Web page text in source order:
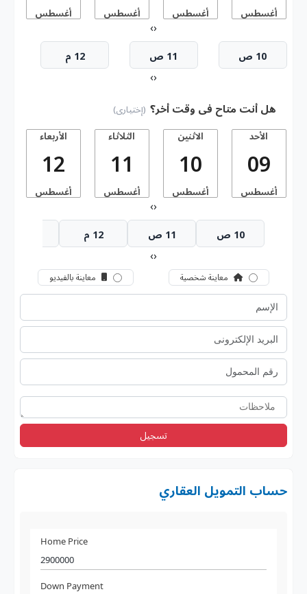
أغسطس أغسطس أغسطس أغسطس
‹
›
10 ص 11 ص 12 م
‹
›
هل أنت متاح فى وقت أخر؟ (إختيارى)
الأحد
09
أغسطس
الاثنين
10
أغسطس
الثلاثاء
11
أغسطس
الأربعاء
12
أغسطس
‹
›
10 ص 11 ص 12 م
‹
›
معاينة شخصية معاينة بالفيديو
تسجيل
حساب التمويل العقاري
Home Price
Down Payment